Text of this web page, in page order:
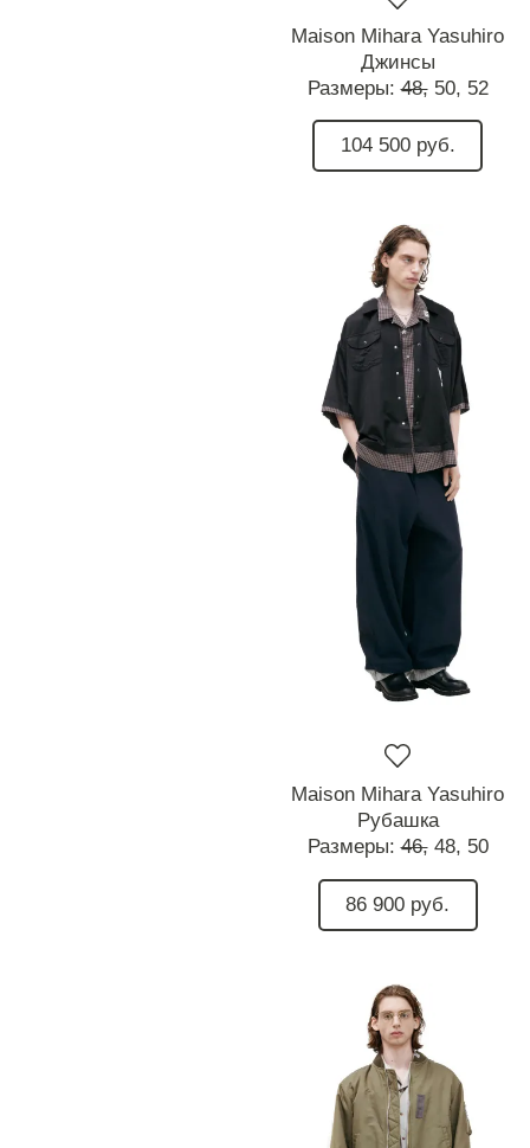
Maison Mihara Yasuhiro
Джинсы
Размеры:48, 50, 52
104 500 руб.
Maison Mihara Yasuhiro
Рубашка
Размеры:46, 48, 50
86 900 руб.